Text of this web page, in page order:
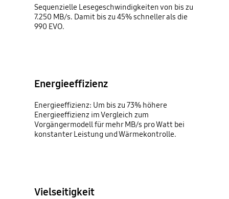
Sequenzielle Lesegeschwindigkeiten von bis zu
7.250 MB/s. Damit bis zu 45% schneller als die
990 EVO.
Energieeffizienz
Energieeffizienz: Um bis zu 73% höhere
Energieeffizienz im Vergleich zum
Vorgängermodell für mehr MB/s pro Watt bei
konstanter Leistung und Wärmekontrolle.
Vielseitigkeit